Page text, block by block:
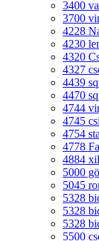
3400
3700
4228
4230
4320
4327
4439
4470
4744
4745
4754
4778
4884
5000
5045
5328
5328
5328
5500